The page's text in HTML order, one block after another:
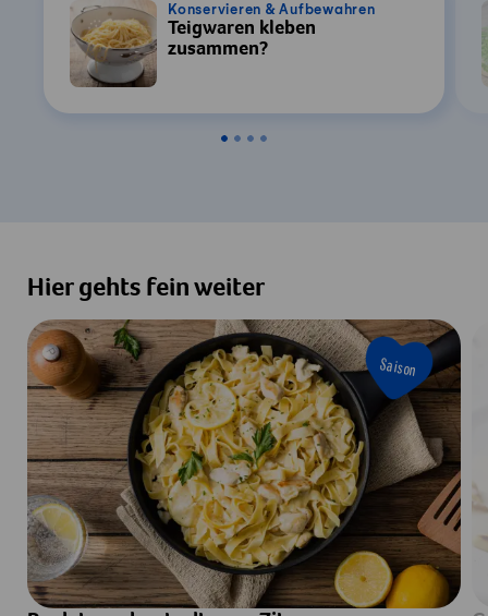
Konservieren & Aufbewahren
Teigwaren kleben
zusammen?
Hier gehts fein weiter
Saison